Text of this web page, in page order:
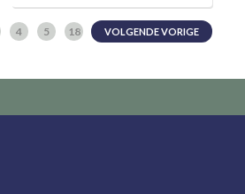
4 5 18 VOLGENDE VORIGE